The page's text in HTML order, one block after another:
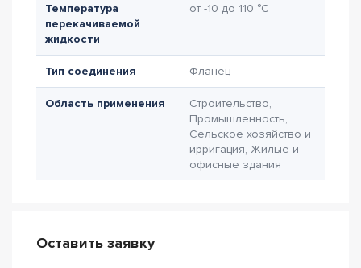
Температура
перекачиваемой
жидкости
от -10 до 110 °C
Тип соединения Фланец
Область применения
Строительство,
Промышленность,
Сельское хозяйство и
ирригация, Жилые и
офисные здания
Оставить заявку